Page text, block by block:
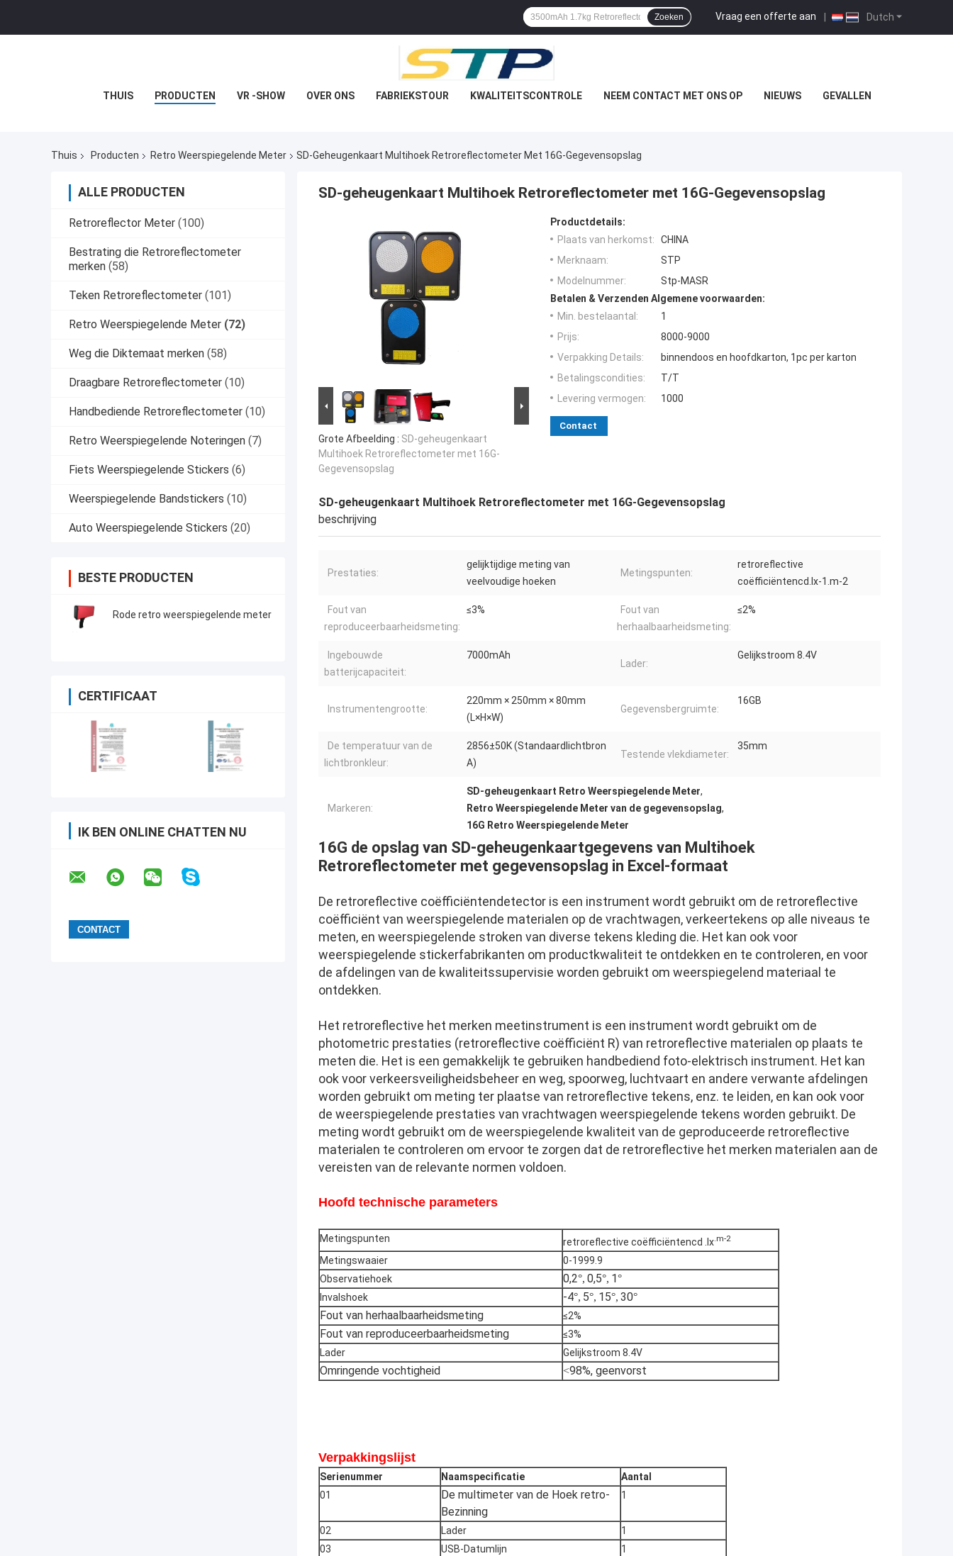
Dutch
Vraag een offerte aan |
Zoeken
THUIS PRODUCTEN VR -SHOW OVER ONS FABRIEKSTOUR KWALITEITSCONTROLE NEEM CONTACT MET ONS OP NIEUWS GEVALLEN
Thuis Producten Retro Weerspiegelende Meter SD-Geheugenkaart Multihoek Retroreflectometer Met 16G-Gegevensopslag
ALLE PRODUCTEN
Retroreflector Meter (100)
Bestrating die Retroreflectometer
merken (58)
Teken Retroreflectometer (101)
Retro Weerspiegelende Meter (72)
Weg die Diktemaat merken (58)
Draagbare Retroreflectometer (10)
Handbediende Retroreflectometer (10)
Retro Weerspiegelende Noteringen (7)
Fiets Weerspiegelende Stickers (6)
Weerspiegelende Bandstickers (10)
Auto Weerspiegelende Stickers (20)
BESTE PRODUCTEN
Rode retro weerspiegelende meter
CERTIFICAAT
IK BEN ONLINE CHATTEN NU
SD-geheugenkaart Multihoek Retroreflectometer met 16G-Gegevensopslag
Grote Afbeelding : SD-geheugenkaart
Multihoek Retroreflectometer met 16G-
Gegevensopslag
Productdetails:
Plaats van herkomst:
CHINA
Merknaam:
STP
Modelnummer:
Stp-MASR
Betalen & Verzenden Algemene voorwaarden:
Min. bestelaantal:
1
Prijs:
8000-9000
Verpakking Details:
binnendoos en hoofdkarton, 1pc per karton
Betalingscondities:
T/T
Levering vermogen:
1000
Contact
SD-geheugenkaart Multihoek Retroreflectometer met 16G-Gegevensopslag
beschrijving
Prestaties:
gelijktijdige meting van
veelvoudige hoeken
Metingspunten:
retroreflective
coëfficiëntencd.lx-1.m-2
Fout van
reproduceerbaarheidsmeting:
≤3%
Fout van
herhaalbaarheidsmeting:
≤2%
Ingebouwde
batterijcapaciteit:
7000mAh
Lader:
Gelijkstroom 8.4V
Instrumentengrootte:
220mm × 250mm × 80mm
(L×H×W)
Gegevensbergruimte:
16GB
De temperatuur van de
lichtbronkleur:
2856±50K (Standaardlichtbron
A)
Testende vlekdiameter:
35mm
Markeren:
SD-geheugenkaart Retro Weerspiegelende Meter,
Retro Weerspiegelende Meter van de gegevensopslag,
16G Retro Weerspiegelende Meter
16G de opslag van SD-geheugenkaartgegevens van Multihoek
Retroreflectometer met gegevensopslag in Excel-formaat
De retroreflective coëfficiëntendetector is een instrument wordt gebruikt om de retroreflective
coëfficiënt van weerspiegelende materialen op de vrachtwagen, verkeertekens op alle niveaus te
meten, en weerspiegelende stroken van diverse tekens kleding die. Het kan ook voor
weerspiegelende stickerfabrikanten om productkwaliteit te ontdekken en te controleren, en voor
de afdelingen van de kwaliteitssupervisie worden gebruikt om weerspiegelend materiaal te
ontdekken.
Het retroreflective het merken meetinstrument is een instrument wordt gebruikt om de
photometric prestaties (retroreflective coëfficiënt R) van retroreflective materialen op plaats te
meten die. Het is een gemakkelijk te gebruiken handbediend foto-elektrisch instrument. Het kan
ook voor verkeersveiligheidsbeheer en weg, spoorweg, luchtvaart en andere verwante afdelingen
worden gebruikt om meting ter plaatse van retroreflective tekens, enz. te leiden, en kan ook voor
de weerspiegelende prestaties van vrachtwagen weerspiegelende tekens worden gebruikt. De
meting wordt gebruikt om de weerspiegelende kwaliteit van de geproduceerde retroreflective
materialen te controleren om ervoor te zorgen dat de retroreflective het merken materialen aan de
vereisten van de relevante normen voldoen.
Hoofd technische parameters
Metingspunten retroreflective coëfficiëntencd .lx.m-2
Metingswaaier
0-1999.9
Observatiehoek
0,2°, 0,5°, 1°
Invalshoek -4°, 5°, 15°, 30°
Fout van herhaalbaarheidsmeting ≤2%
Fout van reproduceerbaarheidsmeting
≤3%
Lader
Gelijkstroom 8.4V
Omringende vochtigheid <98%, geenvorst
Verpakkingslijst
Serienummer Naamspecificatie
Aantal
01
De multimeter van de Hoek retro-
Bezinning
1
02 Lader
1
03
USB-Datumlijn
1